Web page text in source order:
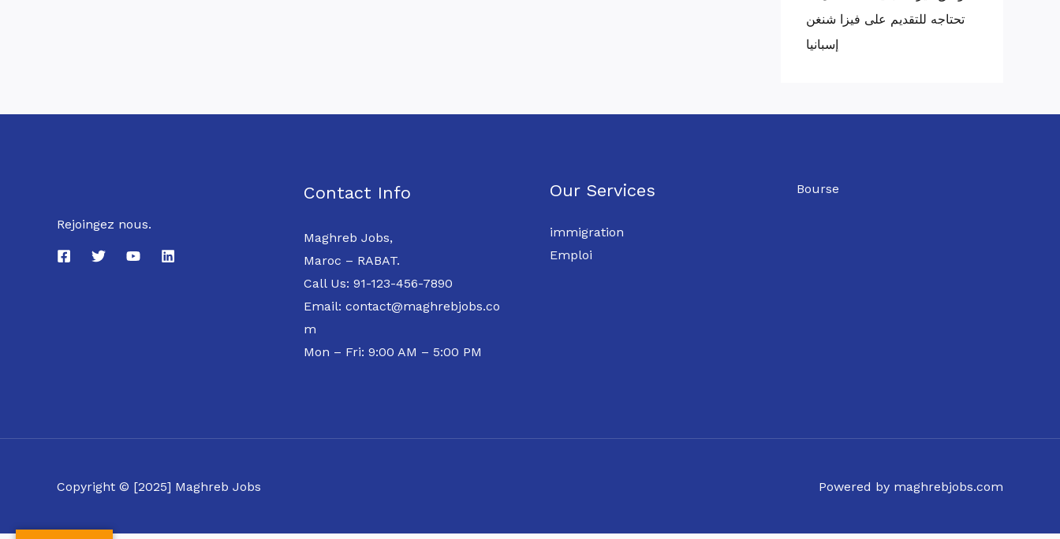
تحتاجه للتقديم على فيزا شنغن
إسبانيا
Rejoingez nous.
Contact Info
Maghreb Jobs,
Maroc – RABAT.
Call Us: 91-123-456-7890
Email: contact@maghrebjobs.co
m
Mon – Fri: 9:00 AM – 5:00 PM
Our Services
immigration
Emploi
Bourse
Copyright © [2025] Maghreb Jobs Powered by maghrebjobs.com